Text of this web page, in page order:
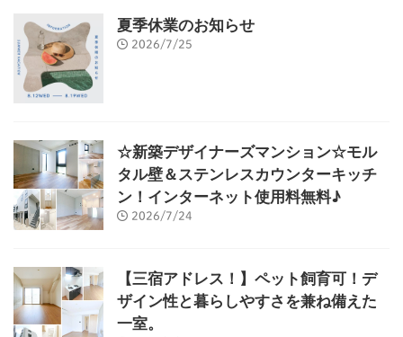
夏季休業のお知らせ
2026/7/25
☆新築デザイナーズマンション☆モル
タル壁＆ステンレスカウンターキッチ
ン！インターネット使用料無料♪
2026/7/24
【三宿アドレス！】ペット飼育可！デ
ザイン性と暮らしやすさを兼ね備えた
一室。